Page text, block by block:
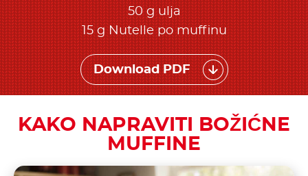
50 g ulja
15 g Nutelle po muffinu
Download PDF
KAKO NAPRAVITI BOŽIĆNE
MUFFINE